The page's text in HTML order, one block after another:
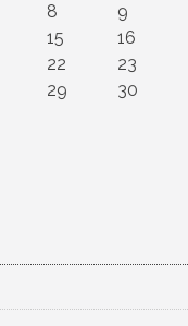
8
9
15
16
22
23
29
30